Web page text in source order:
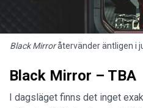
Black Mirroråtervänder äntligen i
Black Mirror – TBA
I dagsläget finns det inget